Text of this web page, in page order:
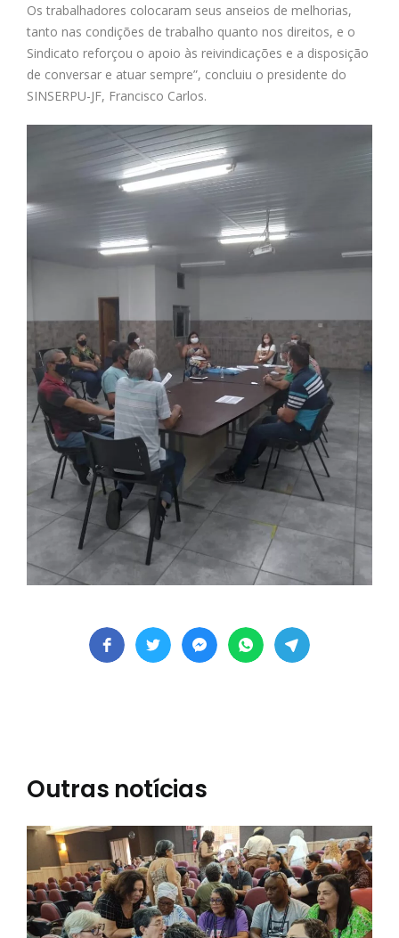
Os trabalhadores colocaram seus anseios de melhorias,
tanto nas condições de trabalho quanto nos direitos, e o
Sindicato reforçou o apoio às reivindicações e a disposição
de conversar e atuar sempre”, concluiu o presidente do
SINSERPU-JF, Francisco Carlos.
Outras notícias